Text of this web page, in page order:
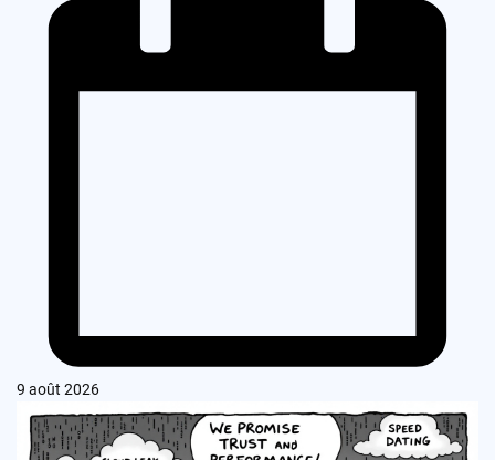
9 août 2026